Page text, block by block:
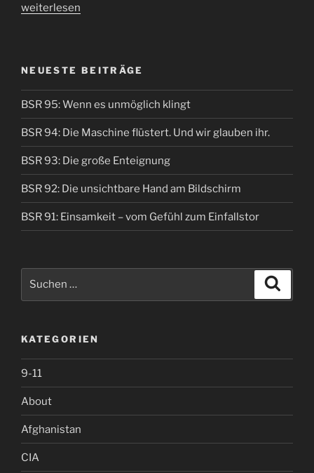
„BSR
condensed“
weiterlesen
NEUESTE BEITRÄGE
BSR 95: Wenn es unmöglich klingt
BSR 94: Die Maschine flüstert. Und wir glauben ihr.
BSR 93: Die große Enteignung
BSR 92: Die unsichtbare Hand am Bildschirm
BSR 91: Einsamkeit – vom Gefühl zum Einfallstor
KATEGORIEN
9-11
About
Afghanistan
CIA